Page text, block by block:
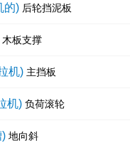
的) 后轮挡泥板
木板支撑
机) 主挡板
机) 负荷滚轮
) 地向斜